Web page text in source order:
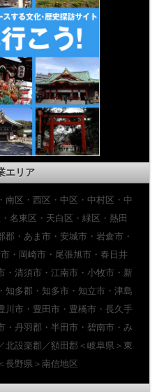
エリア
南区・西区・中区・中村区・中
名東区・天白区・緑区・熱田
・あま市・安城市・岩倉市・
・岡崎市・尾張旭市・春日井
・清須市・江南市・小牧市・新
知多郡・知多市・知立市・津島
川市・豊田市・豊橋市・長久手
・丹羽郡・半田市・碧南市・み
北設楽郡／額田郡＜岐阜県＞東
長野県＞南信地区